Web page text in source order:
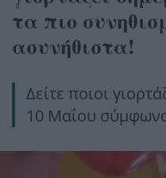
τα πιο
ασυνήθιστα!
Δείτε ποιοι
10 Μαΐου